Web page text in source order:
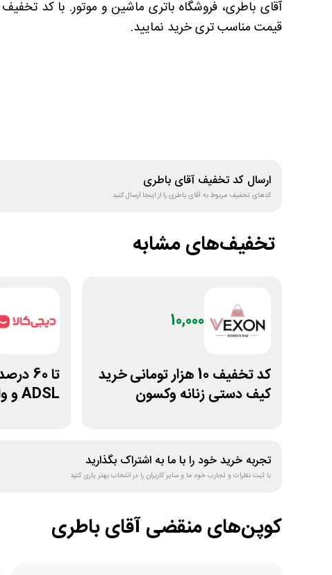
آقای باطری، فروشگاه باتری ماشین و موتور. با کد
قیمت مناسب تری خرید نمایید.
ارسال کد تخفیف آقای باطری
کدهای تخفیف مربوط بهآقای باطریرا از اینجا ارسال کنید
تخفیف‌های مشابه
10,000
کد تخفیف 10 هزار تومانی خرید
کیف دستی زنانه وکسون
تا
ADSL و وای فای دیجی کالا
تجربه خرید خود را با ما به اشتراک بگذارید
با ثبت نظرات و تجارب خود ما و سایر کاربران را در انتخاب بهتر یاری کنید
کوپن‌های منقضیآقای باطری